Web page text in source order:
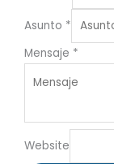
Asunto *
Mensaje *
Website